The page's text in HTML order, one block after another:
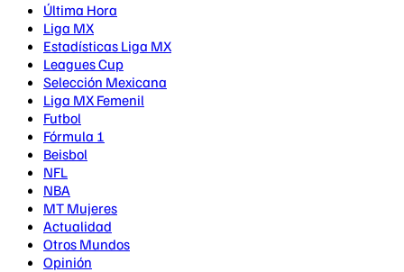
Última Hora
Liga MX
Estadísticas Liga MX
Leagues Cup
Selección Mexicana
Liga MX Femenil
Futbol
Fórmula 1
Beisbol
NFL
NBA
MT Mujeres
Actualidad
Otros Mundos
Opinión